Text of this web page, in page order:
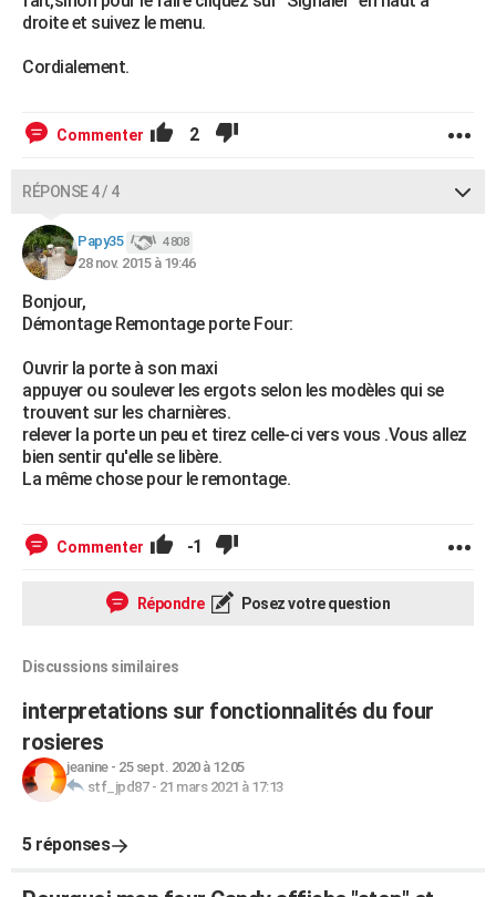
droite et suivez le menu.
Cordialement.
Commenter 2
RÉPONSE 4 / 4
Papy35 4 808
28 nov. 2015 à 19:46
Bonjour,
Démontage Remontage porte Four:
Ouvrir la porte à son maxi
appuyer ou soulever les ergots selon les modèles qui se
trouvent sur les charnières.
relever la porte un peu et tirez celle-ci vers vous .Vous allez
bien sentir qu'elle se libère.
La même chose pour le remontage.
Commenter -1
Répondre Posez votre question
Discussions similaires
interpretations sur fonctionnalités du four
rosieres
jeanine- 25 sept. 2020 à 12:05
stf_jpd87- 21 mars 2021 à 17:13
5 réponses